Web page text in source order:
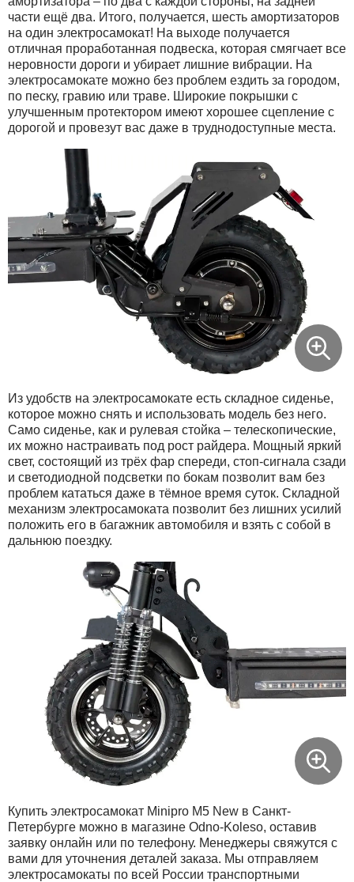
части ещё два. Итого, получается, шесть амортизаторов
на один электросамокат! На выходе получается
отличная проработанная подвеска, которая смягчает все
неровности дороги и убирает лишние вибрации. На
электросамокате можно без проблем ездить за городом,
по песку, гравию или траве. Широкие покрышки с
улучшенным протектором имеют хорошее сцепление с
дорогой и провезут вас даже в труднодоступные места.
Из удобств на электросамокате есть складное сиденье,
которое можно снять и использовать модель без него.
Само сиденье, как и рулевая стойка – телескопические,
их можно настраивать под рост райдера. Мощный яркий
свет, состоящий из трёх фар спереди, стоп-сигнала сзади
и светодиодной подсветки по бокам позволит вам без
проблем кататься даже в тёмное время суток. Складной
механизм электросамоката позволит без лишних усилий
положить его в багажник автомобиля и взять с собой в
дальнюю поездку.
Купить электросамокат Minipro M5 New в Санкт-
Петербурге можно в магазине Odno-Koleso, оставив
заявку онлайн или по телефону. Менеджеры свяжутся с
вами для уточнения деталей заказа. Мы отправляем
электросамокаты по всей России транспортными